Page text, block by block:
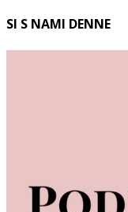
SI S NAMI DENNE